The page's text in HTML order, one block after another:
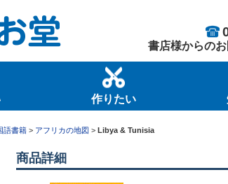
書店様からの
作りたい
語書籍 > アフリカの地図 > Libya & Tunisia
商品詳細